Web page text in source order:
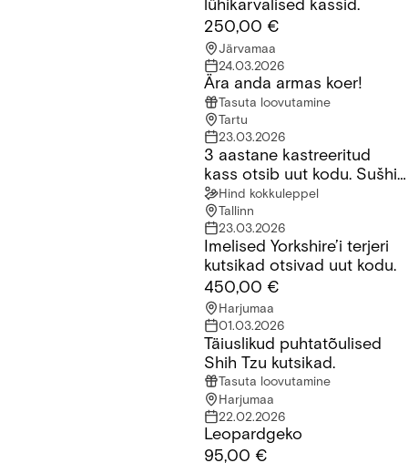
lühikarvalised kassid.
250,00 €
Järvamaa
24.03.2026
Ära anda armas koer!
Tasuta loovutamine
Tartu
23.03.2026
3 aastane kastreeritud kass otsib uut kodu. Sušhi nimi millele
3 aastane kastreeritud
kass otsib uut kodu. Sušhi
nimi millele ta reageerib
Hind kokkuleppel
Tallinn
23.03.2026
Imelised Yorkshire’i terjeri kutsikad otsivad uut kodu.
Imelised Yorkshire’i terjeri
kutsikad otsivad uut kodu.
450,00 €
Harjumaa
01.03.2026
Täiuslikud puhtatõulised Shih Tzu kutsikad.Täiuslikud puhtatõulised
Shih Tzu kutsikad.
Tasuta loovutamine
Harjumaa
22.02.2026
Leopardgeko
95,00 €